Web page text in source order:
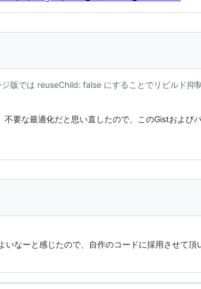
版では reuseChild: false にすることでリビルド抑
不要な最適化だと思い直したので、このGistおよび
なーと感じたので、自作のコードに採用させて頂